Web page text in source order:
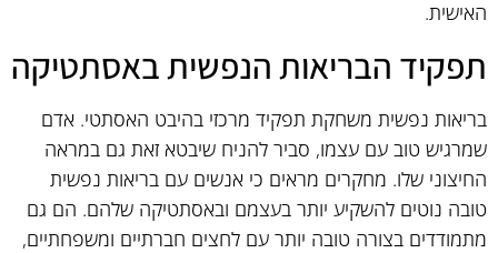
האישית.
תפקיד הבריאות הנפשית באסתטיקה
בריאות נפשית משחקת תפקיד מרכזי בהיבט האסתטי. אדם
שמרגיש טוב עם עצמו, סביר להניח שיבטא זאת גם במראה
החיצוני שלו. מחקרים מראים כי אנשים עם בריאות נפשית
טובה נוטים להשקיע יותר בעצמם ובאסתטיקה שלהם. הם גם
מתמודדים בצורה טובה יותר עם לחצים חברתיים ומשפחתיים,